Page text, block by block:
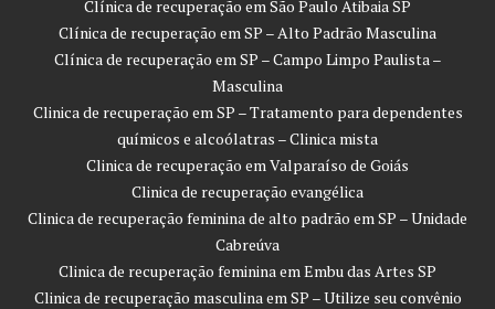
Clínica de recuperação em São Paulo Atibaia SP
Clínica de recuperação em SP – Alto Padrão Masculina
Clínica de recuperação em SP – Campo Limpo Paulista –
Masculina
Clinica de recuperação em SP – Tratamento para dependentes
químicos e alcoólatras – Clinica mista
Clinica de recuperação em Valparaíso de Goiás
Clinica de recuperação evangélica
Clinica de recuperação feminina de alto padrão em SP – Unidade
Cabreúva
Clinica de recuperação feminina em Embu das Artes SP
Clinica de recuperação masculina em SP – Utilize seu convênio